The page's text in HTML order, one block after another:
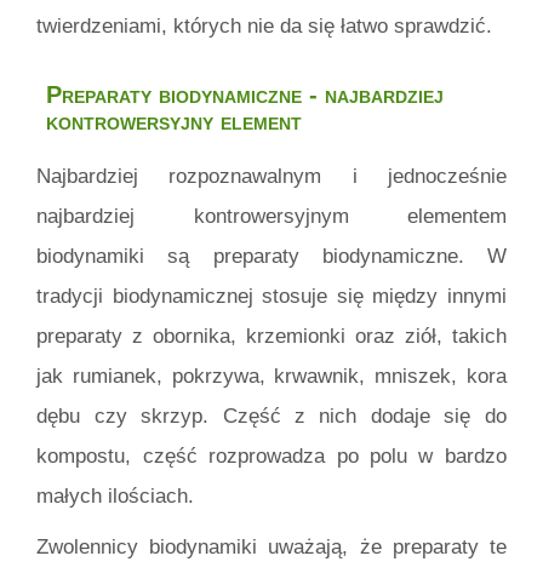
twierdzeniami, których nie da się łatwo sprawdzić.
Preparaty biodynamiczne - najbardziej
kontrowersyjny element
Najbardziej rozpoznawalnym i jednocześnie
najbardziej kontrowersyjnym elementem
biodynamiki są preparaty biodynamiczne. W
tradycji biodynamicznej stosuje się między innymi
preparaty z obornika, krzemionki oraz ziół, takich
jak rumianek, pokrzywa, krwawnik, mniszek, kora
dębu czy skrzyp. Część z nich dodaje się do
kompostu, część rozprowadza po polu w bardzo
małych ilościach.
Zwolennicy biodynamiki uważają, że preparaty te